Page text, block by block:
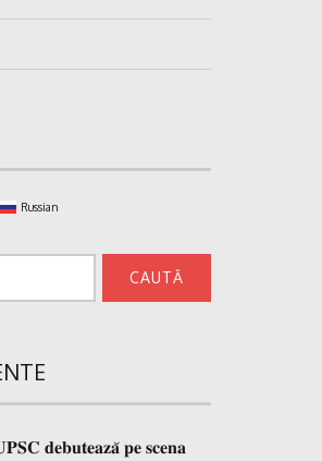
Russian
𝐔𝐏𝐒𝐂 𝐝𝐞𝐛𝐮𝐭𝐞𝐚𝐳𝐚̆ 𝐩𝐞 𝐬𝐜𝐞𝐧𝐚